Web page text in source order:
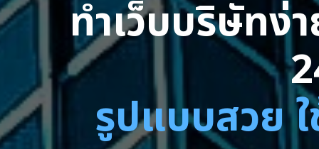
ทำเว็บบริษัทง่
รูปแบบสวย